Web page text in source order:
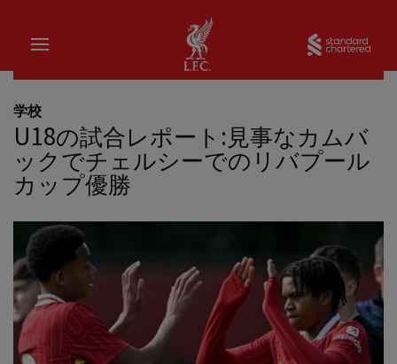
家
学校
U18の試合レポート:見事なカムバ
ックでチェルシーでのリバプール
カップ優勝